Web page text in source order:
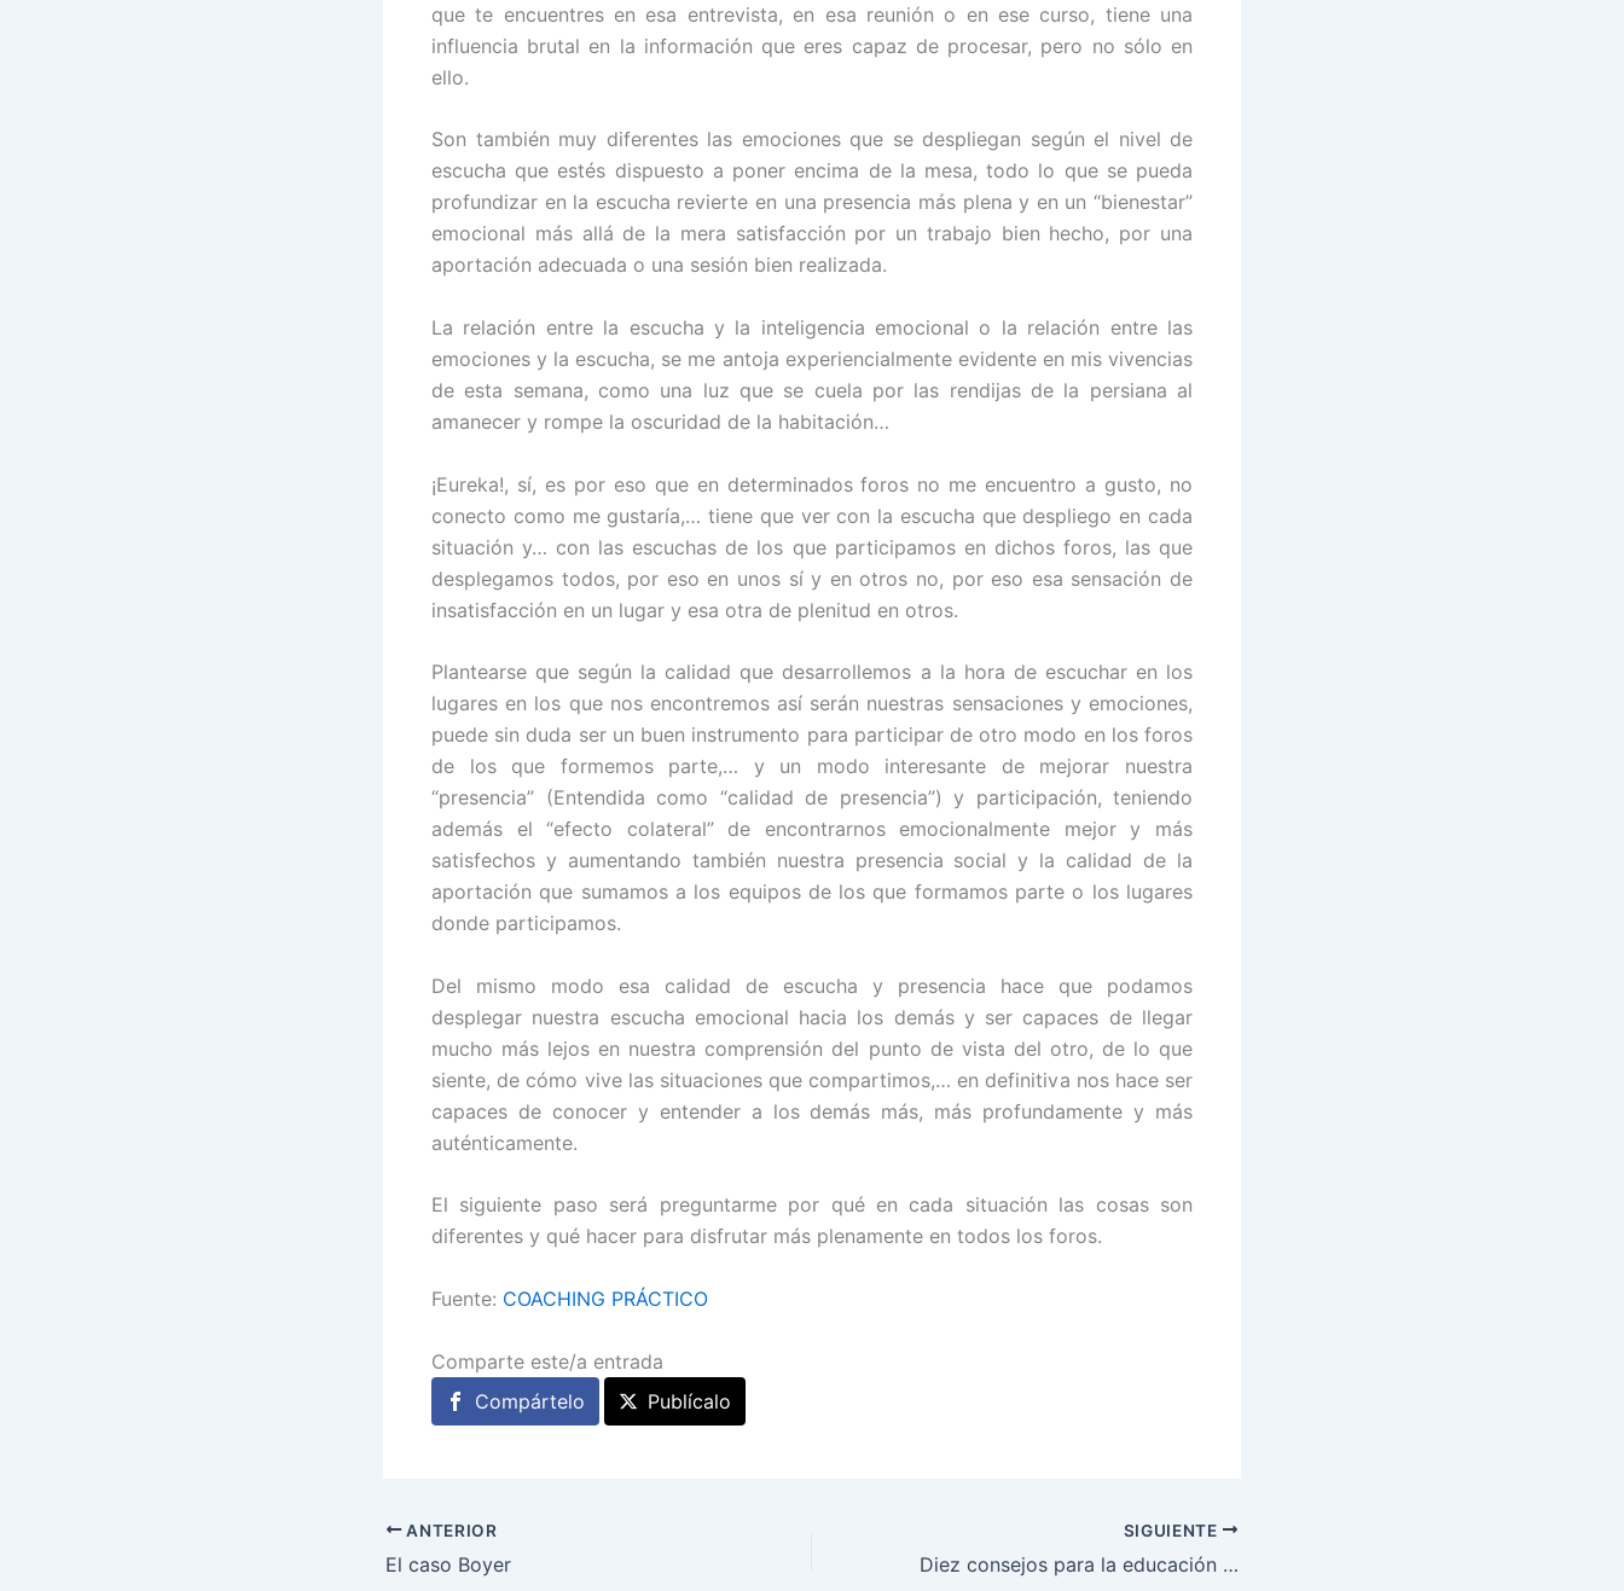
que te encuentres en esa entrevista, en esa reunión o en ese curso, tiene una
influencia brutal en la información que eres capaz de procesar, pero no sólo en
ello.
Son también muy diferentes las emociones que se despliegan según el nivel de
escucha que estés dispuesto a poner encima de la mesa, todo lo que se pueda
profundizar en la escucha revierte en una presencia más plena y en un “bienestar”
emocional más allá de la mera satisfacción por un trabajo bien hecho, por una
aportación adecuada o una sesión bien realizada.
La relación entre la escucha y la inteligencia emocional o la relación entre las
emociones y la escucha, se me antoja experiencialmente evidente en mis vivencias
de esta semana, como una luz que se cuela por las rendijas de la persiana al
amanecer y rompe la oscuridad de la habitación…
¡Eureka!, sí, es por eso que en determinados foros no me encuentro a gusto, no
conecto como me gustaría,… tiene que ver con la escucha que despliego en cada
situación y… con las escuchas de los que participamos en dichos foros, las que
desplegamos todos, por eso en unos sí y en otros no, por eso esa sensación de
insatisfacción en un lugar y esa otra de plenitud en otros.
Plantearse que según la calidad que desarrollemos a la hora de escuchar en los
lugares en los que nos encontremos así serán nuestras sensaciones y emociones,
puede sin duda ser un buen instrumento para participar de otro modo en los foros
de los que formemos parte,… y un modo interesante de mejorar nuestra
“presencia” (Entendida como “calidad de presencia”) y participación, teniendo
además el “efecto colateral” de encontrarnos emocionalmente mejor y más
satisfechos y aumentando también nuestra presencia social y la calidad de la
aportación que sumamos a los equipos de los que formamos parte o los lugares
donde participamos.
Del mismo modo esa calidad de escucha y presencia hace que podamos
desplegar nuestra escucha emocional hacia los demás y ser capaces de llegar
mucho más lejos en nuestra comprensión del punto de vista del otro, de lo que
siente, de cómo vive las situaciones que compartimos,… en definitiva nos hace ser
capaces de conocer y entender a los demás más, más profundamente y más
auténticamente.
El siguiente paso será preguntarme por qué en cada situación las cosas son
diferentes y qué hacer para disfrutar más plenamente en todos los foros.
Fuente: COACHING PRÁCTICO
Comparte este/a entrada
Compártelo
Publícalo
ANTERIOR
El caso Boyer
SIGUIENTE
Diez consejos para la educación de los hijos (1)